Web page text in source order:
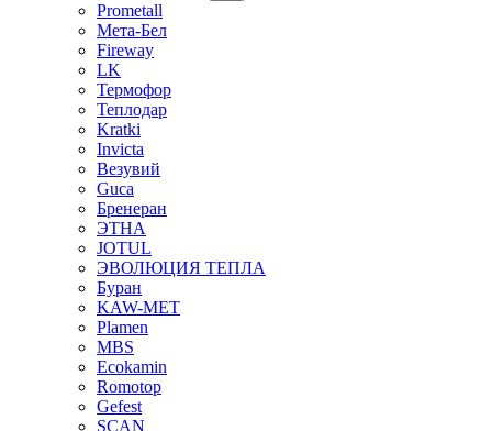
Prometall
Мета-Бел
Fireway
LK
Термофор
Теплодар
Kratki
Invicta
Везувий
Guca
Бренеран
ЭТНА
JOTUL
ЭВОЛЮЦИЯ ТЕПЛА
Буран
KAW-MET
Plamen
MBS
Ecokamin
Romotop
Gefest
SCAN